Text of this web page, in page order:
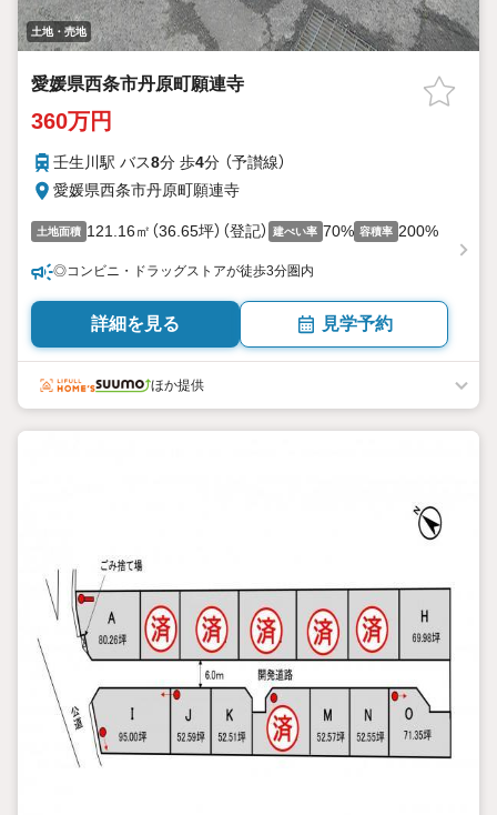
土地・売地
愛媛県西条市丹原町願連寺
360万円
壬生川駅 バス8分 歩4分 （予讃線）
愛媛県西条市丹原町願連寺
土地面積 121.16㎡（36.65坪）（登記） 建ぺい率 70% 容積率 200%
◎コンビニ・ドラッグストアが徒歩3分圏内
詳細を見る 見学予約
ほか提供